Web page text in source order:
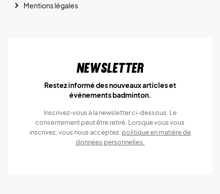
Mentions légales
Newsletter
Restez informé des nouveaux articles et
événements badminton.
Inscrivez-vous à la newsletter ci-dessous. Le
consentement peut être retiré. Lorsque vous vous
inscrivez, vous nous acceptez. politique en matière de
données personnelles.